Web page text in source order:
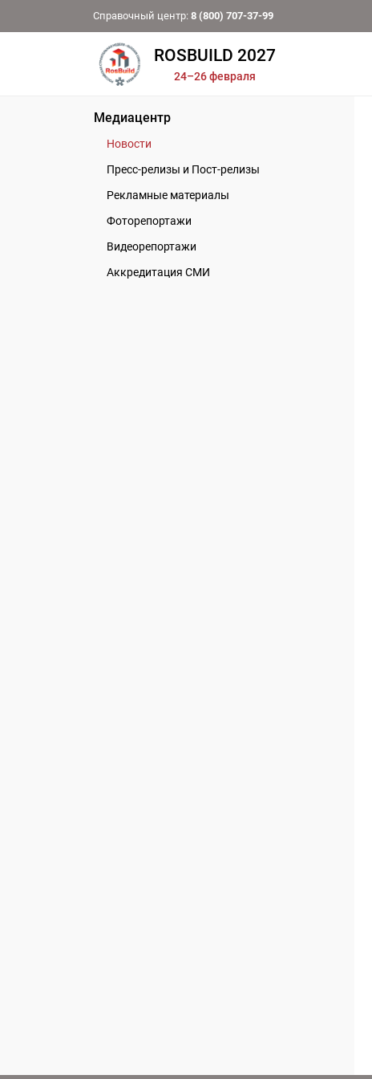
Справочный центр: 8 (800) 707-37-99
ROSBUILD 2027
24–26 февраля
Медиацентр
Новости
Пресс-релизы и Пост-релизы
Рекламные материалы
Фоторепортажи
Видеорепортажи
Аккредитация СМИ